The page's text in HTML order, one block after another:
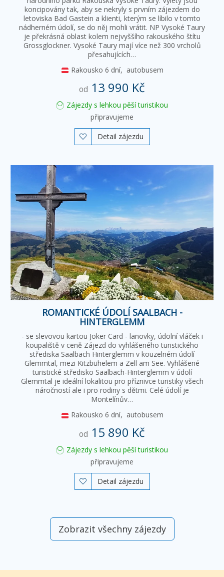
koncipovány tak, aby se nekryly s prvním zájezdem do
letoviska Bad Gastein a klienti, kterým se líbilo v tomto
nádherném údolí, se do něj mohli vrátit. NP Vysoké Taury
je překrásná oblast kolem nejvyššího rakouského štítu
Grossglockner. Vysoké Taury mají více než 300 vrcholů
přesahujících…
Rakousko 6 dní, autobusem
od 13 990 Kč
Zájezdy s lehkou pěší turistikou
připravujeme
 Detail zájezdu
ROMANTICKÉ ÚDOLÍ SAALBACH -
HINTERGLEMM
- se slevovou kartou Joker Card - lanovky, údolní vláček i
koupaliště v ceně Zájezd do vyhlášeného turistického
střediska Saalbach Hinterglemm v kouzelném údolí
Glemmtal, mezi Kitzbühelem a Zell am See. Vyhlášené
turistické středisko Saalbach-Hinterglemm v údolí
Glemmtal je ideální lokalitou pro příznivce turistiky všech
náročností ale i pro rodiny s dětmi. Celé údolí je
Montelínův…
Rakousko 6 dní, autobusem
od 15 890 Kč
Zájezdy s lehkou pěší turistikou
připravujeme
 Detail zájezdu
Zobrazit všechny zájezdy